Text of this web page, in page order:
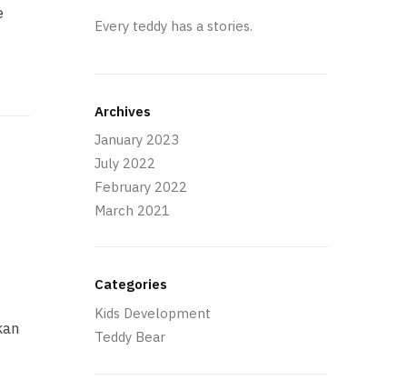
Every teddy has a stories.
Archives
January 2023
July 2022
February 2022
March 2021
Categories
Kids Development
Teddy Bear